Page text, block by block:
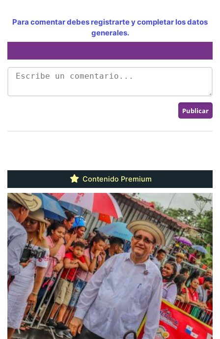
Para comentar debes registrarte y completar los datos
generales.
Contenido Premium